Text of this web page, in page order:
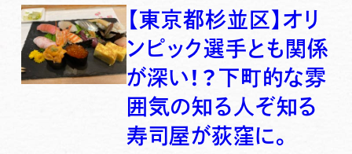
【東京都杉並区】オリ
ンピック選手とも関係
が深い！？下町的な雰
囲気の知る人ぞ知る
寿司屋が荻窪に。